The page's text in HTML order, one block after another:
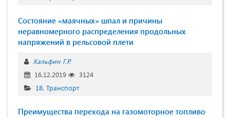
Состояние «маячных» шпал и причины
неравномерного распределения продольных
напряжений в рельсовой плети
Хальфин Г.Р.
16.12.2019
3124
18. Транспорт
Преимущества перехода на газомоторное топливо